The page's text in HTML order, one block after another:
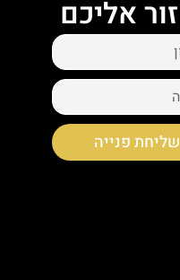
אליכם
שליחת פנייה